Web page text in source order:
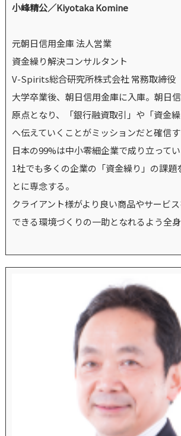
小峰精公／Kiyotaka Komine
元朝日信用金庫 法人営業
資金繰り解決コンサルタント
V-Spirits総合研究所株式会社 常務取締役
大学卒業後、朝日信用金庫に入庫。朝日
原点となり、「銀行融資取引」や「資金
へ伝えていくことがミッションだと確信す
日本の99%は中小零細企業で成り立ってい
1社でも多くの企業の「資金繰り」の課題
とに専念する。
クライアント様がより良い商品やサービ
できる環境づくりの一助となれるよう全身